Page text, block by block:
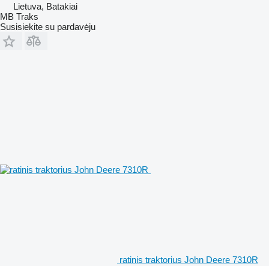
Lietuva, Batakiai
MB Traks
Susisiekite su pardavėju
ratinis traktorius John Deere 7310R